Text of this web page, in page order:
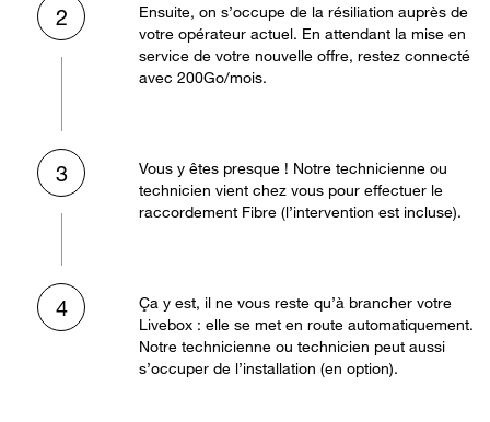
2
Ensuite, on s’occupe de la résiliation auprès de
votre opérateur actuel. En attendant la mise en
service de votre nouvelle offre, restez connecté
avec 200Go/mois.
3
Vous y êtes presque ! Notre technicienne ou
technicien vient chez vous pour effectuer le
raccordement Fibre (l’intervention est incluse).
4
Ça y est, il ne vous reste qu’à brancher votre
Livebox : elle se met en route automatiquement.
Notre technicienne ou technicien peut aussi
s’occuper de l’installation (en option).